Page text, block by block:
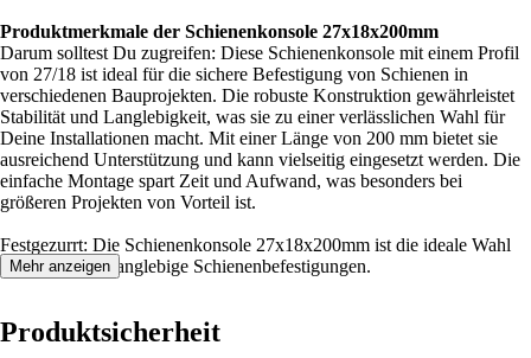
Produktmerkmale der Schienenkonsole 27x18x200mm
Darum solltest Du zugreifen: Diese Schienenkonsole mit einem Profil
von 27/18 ist ideal für die sichere Befestigung von Schienen in
verschiedenen Bauprojekten. Die robuste Konstruktion gewährleistet
Stabilität und Langlebigkeit, was sie zu einer verlässlichen Wahl für
Deine Installationen macht. Mit einer Länge von 200 mm bietet sie
ausreichend Unterstützung und kann vielseitig eingesetzt werden. Die
einfache Montage spart Zeit und Aufwand, was besonders bei
größeren Projekten von Vorteil ist.
Festgezurrt: Die Schienenkonsole 27x18x200mm ist die ideale Wahl
für stabile und langlebige Schienenbefestigungen.
Mehr anzeigen
Produktsicherheit